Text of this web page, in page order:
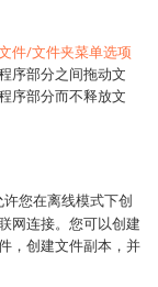
件/文件夹菜单选项
序部分之间拖动文
序部分而不释放文
您在离线模式下创
网连接。您可以创建
，创建文件副本，并